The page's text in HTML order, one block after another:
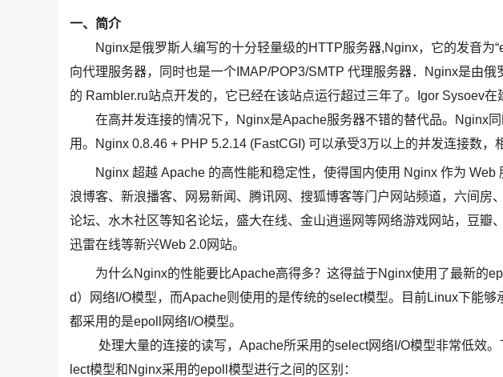
一、简介
Nginx是俄罗斯人编写的十分轻量级的HTTP服务器,Nginx，它的发音为
向代理服务器，同时也是一个IMAP/POP3/SMTP 代理服务器．Nginx是由
的 Rambler.ru站点开发的，它已经在该站点运行超过三年了。Igor Sysoev在
在高并发连接的情况下，Nginx是Apache服务器不错的替代品。Nginx同
用。Nginx 0.8.46 + PHP 5.2.14 (FastCGI) 可以承受3万以上的并发连接数，
Nginx 超越 Apache 的高性能和稳定性，使得国内使用 Nginx 作为 Web
浪博客、新浪播客、网易新闻、腾讯网、搜狐博客等门户网站频道，六间房
论坛、水木社区等知名论坛，盛大在线、金山逍遥网等网络游戏网站，豆瓣
迅雷在线等新兴Web 2.0网站。
为什么Nginx的性能要比Apache高得多？这得益于Nginx使用了最新的
d）网络I/O模型，而Apache则使用的是传统的select模型。目前Linux下能
都采用的是epoll网络I/O模型。
处理大量的连接的读写，Apache所采用的select网络I/O模型非常低效。
lect模型和Nginx采用的epoll模型进行之间的区别：